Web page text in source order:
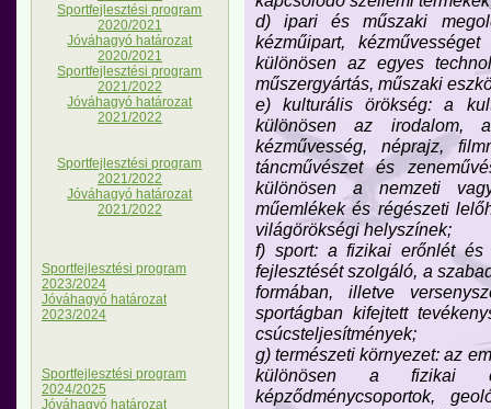
Sportfejlesztési program
2020/2021
Jóváhagyó határozat
2020/2021
Sportfejlesztési program
2021/2022
Jóváhagyó határozat
2021/2022
Sportfejlesztési program
2021/2022
Jóváhagyó határozat
2021/2022
Sportfejlesztési program
2023/2024
Jóváhagyó határozat
2023/2024
Sportfejlesztési program
2024/2025
Jóváhagyó határozat
d) ipari és műszaki
kézműipart,
különösen az egyes
műszergyártás, műszaki
e) kulturális örökség: a
különösen az irodalom,
kézművesség, néprajz,
táncművészet és
különösen a nemzeti
műemlékek és régészeti
világörökségi helyszínek;
f) sport: a fizikai erőnlét és
fejlesztését szolgáló, a
formában, illetve
sportágban kifejtett
csúcsteljesítmények;
g) természeti környezet: az
különösen a fizikai
képződménycsoportok,